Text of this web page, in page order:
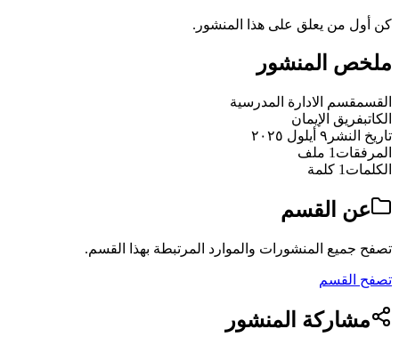
كن أول من يعلق على هذا المنشور.
ملخص المنشور
القسمقسم الادارة المدرسية
الكاتبفريق الإيمان
تاريخ النشر ٩ أيلول ٢٠٢٥
المرفقات 1 ملف
الكلمات 1 كلمة
عن القسم
تصفح جميع المنشورات والموارد المرتبطة بهذا القسم.
تصفح القسم
مشاركة المنشور